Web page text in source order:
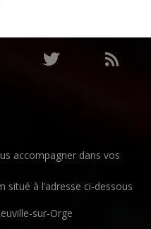
accompagner dans vos
à l’adresse ci-dessous
sur-Orge